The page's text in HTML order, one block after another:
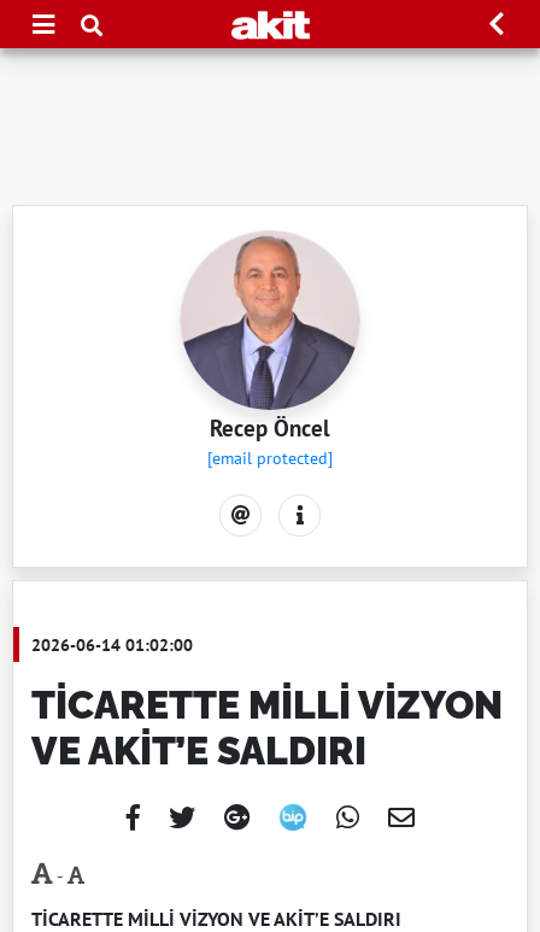
Recep Öncel
[email protected]
2026-06-14 01:02:00
TİCARETTE MİLLİ VİZYON
VE AKİT’E SALDIRI
-
TİCARETTE MİLLİ VİZYON VE AKİT’E SALDIRI